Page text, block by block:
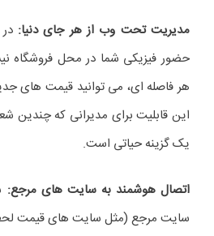
مدیریت تحت وب از هر جای دنیا:
حضور فیزیکی شما در محل فروشگاه
هر فاصله‌ ای، می‌ توانید قیمت‌ های
این قابلیت برای مدیرانی که چندین
یک گزینه حیاتی است.
اتصال هوشمند به سایت‌ های مرجع:
سایت مرجع (مثل سایت‌ های قیمت لحظه‌